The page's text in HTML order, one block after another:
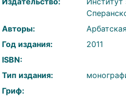
Авторы:
Год издания:
2011
ISBN:
Тип издания:
Гриф: